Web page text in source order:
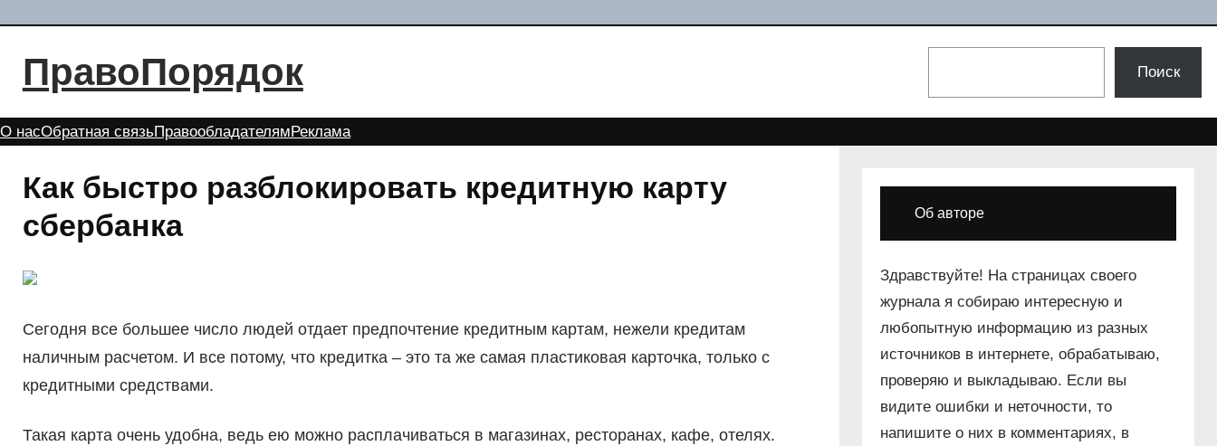
содержимому
ПравоПорядок Поиск
О насОбратная связьПравообладателям Реклама
Как быстро разблокировать кредитную карту
сбербанка
Сегодня все большее число людей отдает предпочтение кредитным картам, нежели кредитам
наличным расчетом. И все потому, что кредитка – это та же самая пластиковая карточка, только с
кредитными средствами.
Такая карта очень удобна, ведь ею можно расплачиваться в магазинах, ресторанах, кафе, отелях.
Об авторе
Здравствуйте! На страницах своего
журнала я собираю интересную и
любопытную информацию из разных
источников в интернете, обрабатываю,
проверяю и выкладываю. Если вы
видите ошибки и неточности, то
напишите о них в комментариях, в